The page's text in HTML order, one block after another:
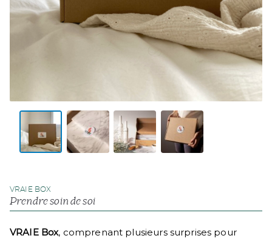
VRAIE BOX
Prendre soin de soi
VRAIE Box, comprenant plusieurs surprises pour